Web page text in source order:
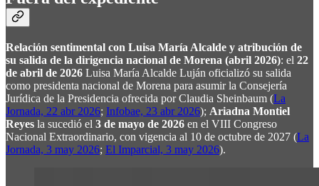
Relación sentimental con Luisa María Alcalde y atribución de
su salida de la dirigencia nacional de Morena (abril 2026): el 22
de abril de 2026 Luisa María Alcalde Luján oficializó su salida
como presidenta nacional de Morena para asumir la Consejería
Jurídica de la Presidencia ofrecida por Claudia Sheinbaum (La
Jornada, 22 abr 2026; Infobae, 23 abr 2026); Ariadna Montiel
Reyes la sucedió el 3 de mayo de 2026 en el VIII Congreso
Nacional Extraordinario, con vigencia al 10 de octubre de 2027 (La
Jornada, 3 may 2026; El Imparcial, 3 may 2026).